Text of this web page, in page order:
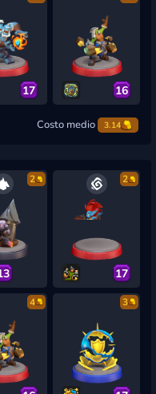
17 16
Costo medio 3.14
2 2
17
4 3